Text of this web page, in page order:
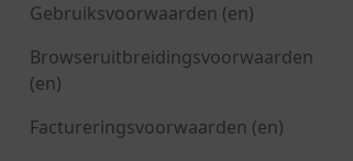
Gebruiksvoorwaarden (en)
Browseruitbreidingsvoorwaarden
(en)
Factureringsvoorwaarden (en)